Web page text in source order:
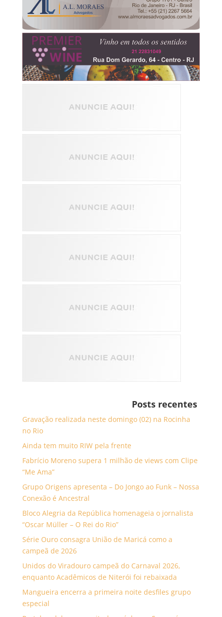
Posts recentes
Gravação realizada neste domingo (02) na Rocinha
no Rio
Ainda tem muito RIW pela frente
Fabrício Moreno supera 1 milhão de views com Clipe
“Me Ama”
Grupo Origens apresenta – Do Jongo ao Funk – Nossa
Conexão é Ancestral
Bloco Alegria da República homenageia o jornalista
“Oscar Müller – O Rei do Rio”
Série Ouro consagra União de Maricá como a
campeã de 2026
Unidos do Viradouro campeã do Carnaval 2026,
enquanto Acadêmicos de Niterói foi rebaixada
Mangueira encerra a primeira noite desfiles grupo
especial